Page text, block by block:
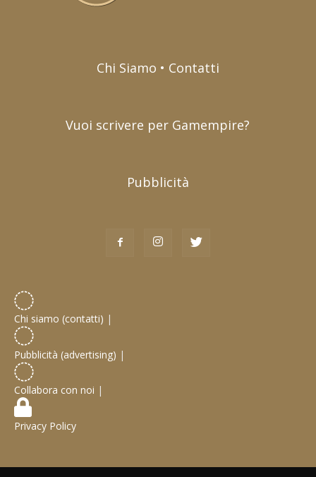
Chi Siamo • Contatti
Vuoi scrivere per Gamempire?
Pubblicità
Chi siamo (contatti) |
Pubblicità (advertising) |
Collabora con noi |
Privacy Policy